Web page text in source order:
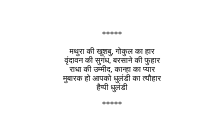
*****
मथुरा की खुशबु, गोकुल का हार
वृंदावन की सुगंध, बरसाने की फुहार
राधा की उम्मीद, कान्हा का प्यार
मुबारक हो आपको धुलंडी का त्यौहार
हैप्पी धुलंडी
*****